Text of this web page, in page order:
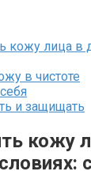
кожу лица в
в чистоте
и защищать
кожу